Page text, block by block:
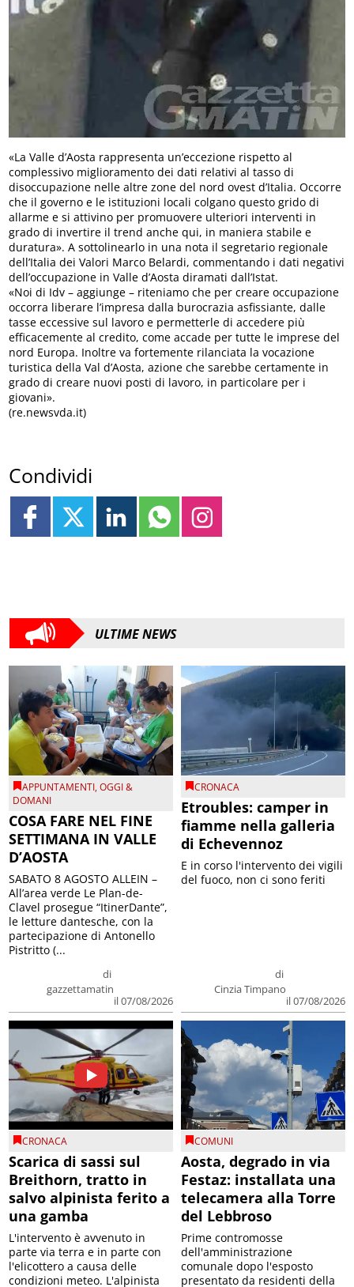
«La Valle d’Aosta rappresenta un’eccezione rispetto al
complessivo miglioramento dei dati relativi al tasso di
disoccupazione nelle altre zone del nord ovest d’Italia. Occorre
che il governo e le istituzioni locali colgano questo grido di
allarme e si attivino per promuovere ulteriori interventi in
grado di invertire il trend anche qui, in maniera stabile e
duratura». A sottolinearlo in una nota il segretario regionale
dell’Italia dei Valori Marco Belardi, commentando i dati negativi
dell’occupazione in Valle d’Aosta diramati dall’Istat.
«Noi di Idv – aggiunge – riteniamo che per creare occupazione
occorra liberare l’impresa dalla burocrazia asfissiante, dalle
tasse eccessive sul lavoro e permetterle di accedere più
efficacemente al credito, come accade per tutte le imprese del
nord Europa. Inoltre va fortemente rilanciata la vocazione
turistica della Val d’Aosta, azione che sarebbe certamente in
grado di creare nuovi posti di lavoro, in particolare per i
giovani».
(re.newsvda.it)
Condividi
ULTIME NEWS
APPUNTAMENTI,OGGI &
DOMANI
COSA FARE NEL FINE
SETTIMANA IN VALLE
D’AOSTA
di
gazzettamatin
il 07/08/2026
SABATO 8 AGOSTO ALLEIN –
All’area verde Le Plan-de-
Clavel prosegue “ItinerDante”,
le letture dantesche, con la
partecipazione di Antonello
Pistritto (...
CRONACA
Etroubles: camper in
fiamme nella galleria
di Echevennoz
di
Cinzia Timpano
il 07/08/2026
E in corso l'intervento dei vigili
del fuoco, non ci sono feriti
CRONACA
Scarica di sassi sul
Breithorn, tratto in
salvo alpinista ferito a
una gamba
L'intervento è avvenuto in
parte via terra e in parte con
l'elicottero a causa delle
condizioni meteo. L'alpinista
COMUNI
Aosta, degrado in via
Festaz: installata una
telecamera alla Torre
del Lebbroso
Prime contromosse
dell'amministrazione
comunale dopo l'esposto
presentato da residenti della